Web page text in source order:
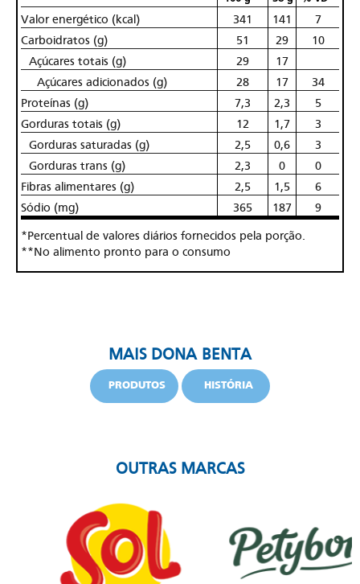
Valor energético (kcal) 341 141
7
Carboidratos (g)
51 29
10
Açúcares totais (g)
29
17
Açúcares adicionados (g)
28 17
34
Proteínas (g)
7,3 2,3
5
Gorduras totais (g)
12 1,7
3
Gorduras saturadas (g)
2,5 0,6
3
Gorduras trans (g)
2,3 0
0
Fibras alimentares (g)
2,5 1,5
6
Sódio (mg)
365 187 9
*Percentual de valores diários fornecidos pela porção.
**No alimento pronto para o consumo
MAIS DONA BENTA
PRODUTOS HISTÓRIA
OUTRAS MARCAS